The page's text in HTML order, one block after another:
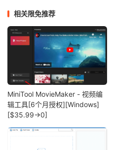
相关限免推荐
MiniTool MovieMaker - 视频编
辑工具[6个月授权][Windows]
[$35.99→0]